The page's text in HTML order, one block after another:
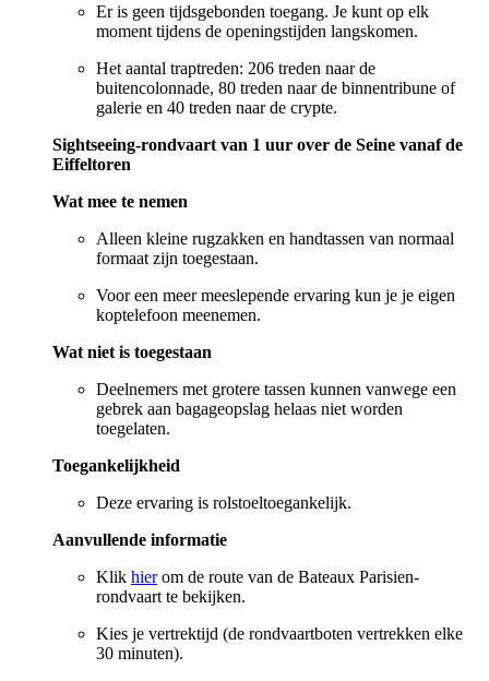
Er is geen tijdsgebonden toegang. Je kunt op elk
moment tijdens de openingstijden langskomen.
Het aantal traptreden: 206 treden naar de
buitencolonnade, 80 treden naar de binnentribune of
galerie en 40 treden naar de crypte.
Sightseeing-rondvaart van 1 uur over de Seine vanaf de
Eiffeltoren
Wat mee te nemen
Alleen kleine rugzakken en handtassen van normaal
formaat zijn toegestaan.
Voor een meer meeslepende ervaring kun je je eigen
koptelefoon meenemen.
Wat niet is toegestaan
Deelnemers met grotere tassen kunnen vanwege een
gebrek aan bagageopslag helaas niet worden
toegelaten.
Toegankelijkheid
Deze ervaring is rolstoeltoegankelijk.
Aanvullende informatie
Klik hierom de route van de Bateaux Parisien-
rondvaart te bekijken.
Kies je vertrektijd (de rondvaartboten vertrekken elke
30 minuten).